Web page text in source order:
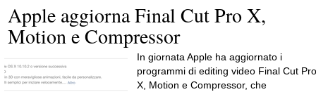
Apple aggiorna Final Cut Pro X,
Motion e Compressor
In giornata Apple ha aggiornato i
programmi di editing video Final Cut Pro
X, Motion e Compressor, che